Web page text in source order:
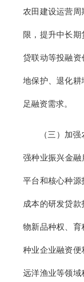
农田建设运营周
限，提升中长
贷联动等投融资
地保护、退化
足融资需求。
（三）加
强种业振兴金融
平台和核心种
成本的研发贷
物新品种权、
种业企业融资便
远洋渔业等领